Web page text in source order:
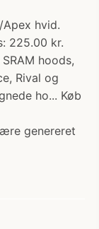
Apex hvid.
225.00 kr.
hoods,
Rival og
ho... Køb
genereret